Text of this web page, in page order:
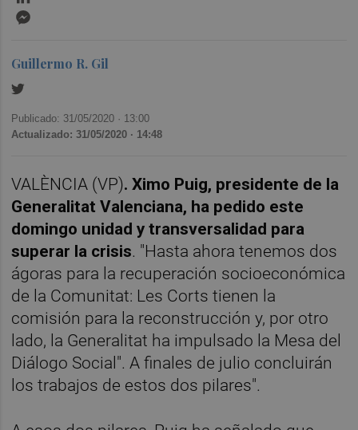
Guillermo R. Gil
Publicado: 31/05/2020 · 13:00
Actualizado: 31/05/2020 · 14:48
VALÈNCIA (VP). Ximo Puig, presidente de la
Generalitat Valenciana, ha pedido este
domingo unidad y transversalidad para
superar la crisis. "Hasta ahora tenemos dos
ágoras para la recuperación socioeconómica
de la Comunitat: Les Corts tienen la
comisión para la reconstrucción y, por otro
lado, la Generalitat ha impulsado la Mesa del
Diálogo Social". A finales de julio concluirán
los trabajos de estos dos pilares".